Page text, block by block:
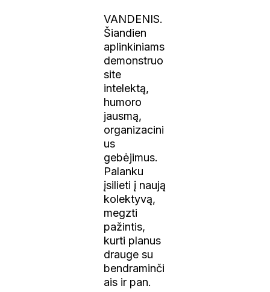
VANDENIS.
Šiandien
aplinkiniams
demonstruo
site
intelektą,
humoro
jausmą,
organizacini
us
gebėjimus.
Palanku
įsilieti į naują
kolektyvą,
megzti
pažintis,
kurti planus
drauge su
bendraminči
ais ir pan.